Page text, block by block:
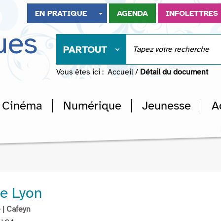
EN PRATIQUE AGENDA INFOLETTRES
PARTOUT
Vous êtes ici : Accueil / Détail du document
Cinéma Numérique Jeunesse
Lyon
| Cafeyn